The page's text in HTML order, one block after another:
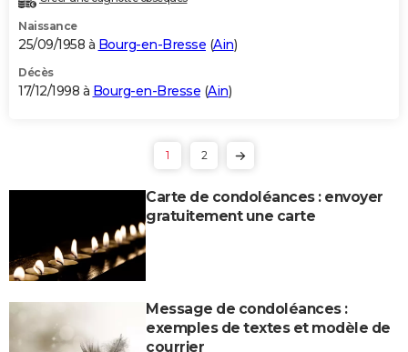
Naissance
25/09/1958 à Bourg-en-Bresse (Ain)
Décès
17/12/1998 à Bourg-en-Bresse (Ain)
1 2
Carte de condoléances : envoyer
gratuitement une carte
Message de condoléances :
exemples de textes et modèle de
courrier